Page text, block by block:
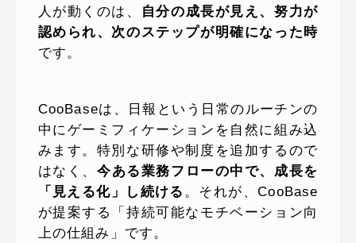
人が動くのは、
自分の成長が見え、努力が
認められ、次のステップが明確になった時
です。
CooBaseは、日報という日常のルーチンの
中にゲーミフィケーションを自然に組み込
みます。特別な研修や制度を追加するので
はなく、 今ある業務フローの中で、成長を
「見える化」し続ける 。それが、CooBase
が提案する「持続可能なモチベーション向
上の仕組み」です。